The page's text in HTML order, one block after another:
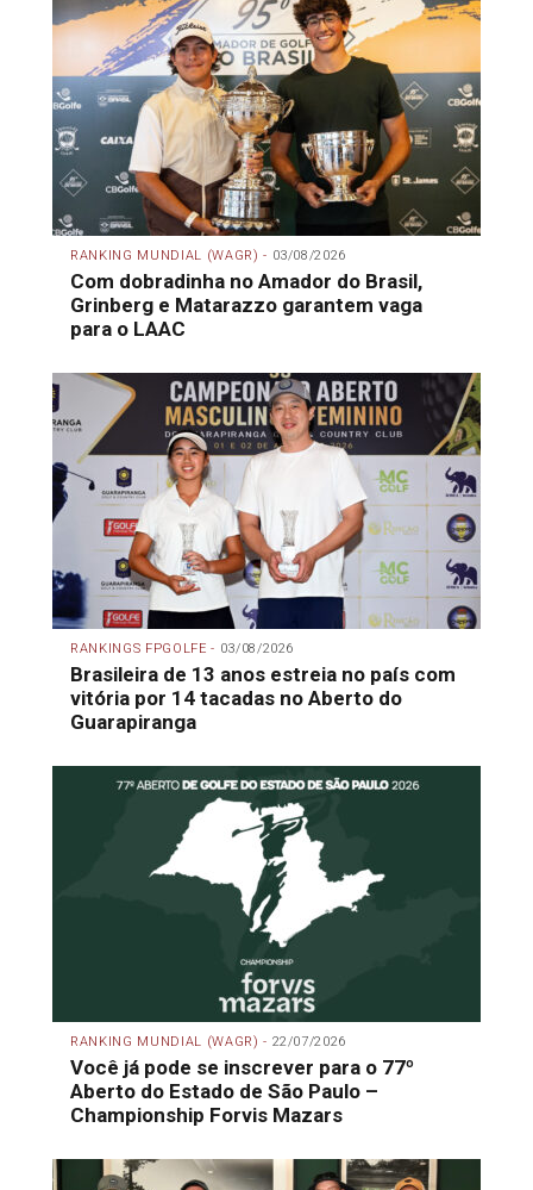
RANKING MUNDIAL (WAGR) - 03/08/2026
Com dobradinha no Amador do Brasil,
Grinberg e Matarazzo garantem vaga
para o LAAC
RANKINGS FPGOLFE - 03/08/2026
Brasileira de 13 anos estreia no país com
vitória por 14 tacadas no Aberto do
Guarapiranga
RANKING MUNDIAL (WAGR) - 22/07/2026
Você já pode se inscrever para o 77º
Aberto do Estado de São Paulo –
Championship Forvis Mazars